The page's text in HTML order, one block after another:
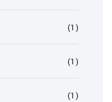
(1)
(1)
(1)